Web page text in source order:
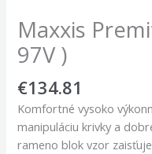
Maxxis
97V )
€134.81
Komfortné vysoko
manipuláciu krivky a
rameno blok vzor